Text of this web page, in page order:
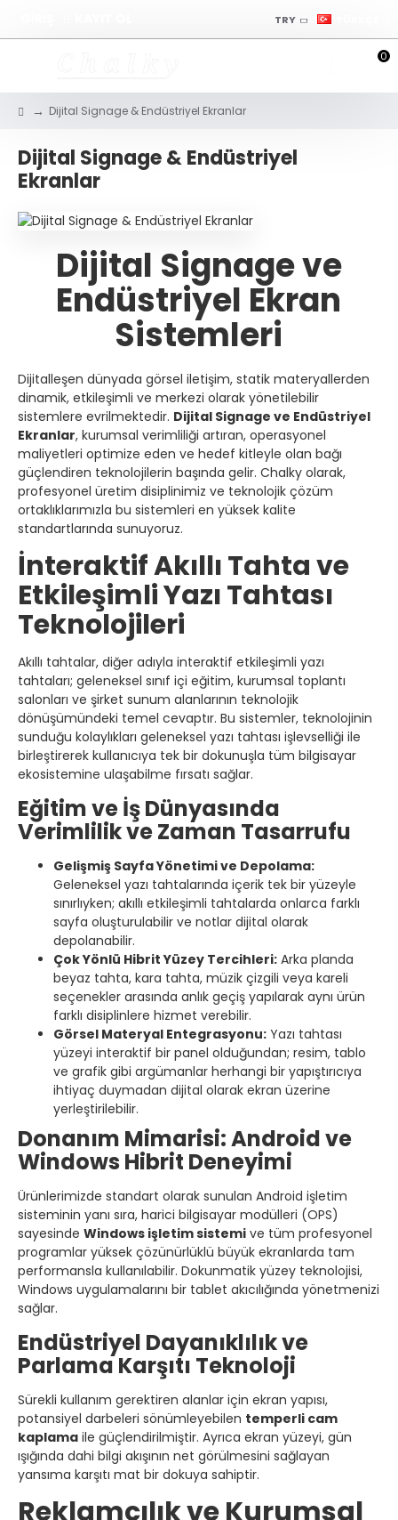
TRY
0
Dijital Signage & Endüstriyel Ekranlar
Dijital Signage & Endüstriyel
Ekranlar
Dijital Signage ve
Endüstriyel Ekran
Sistemleri
Dijitalleşen dünyada görsel iletişim, statik materyallerden
dinamik, etkileşimli ve merkezi olarak yönetilebilir
sistemlere evrilmektedir. Dijital Signage ve Endüstriyel
Ekranlar, kurumsal verimliliği artıran, operasyonel
maliyetleri optimize eden ve hedef kitleyle olan bağı
güçlendiren teknolojilerin başında gelir. Chalky olarak,
profesyonel üretim disiplinimiz ve teknolojik çözüm
ortaklıklarımızla bu sistemleri en yüksek kalite
standartlarında sunuyoruz.
İnteraktif Akıllı Tahta ve
Etkileşimli Yazı Tahtası
Teknolojileri
Akıllı tahtalar, diğer adıyla interaktif etkileşimli yazı
tahtaları; geleneksel sınıf içi eğitim, kurumsal toplantı
salonları ve şirket sunum alanlarının teknolojik
dönüşümündeki temel cevaptır. Bu sistemler, teknolojinin
sunduğu kolaylıkları geleneksel yazı tahtası işlevselliği ile
birleştirerek kullanıcıya tek bir dokunuşla tüm bilgisayar
ekosistemine ulaşabilme fırsatı sağlar.
Eğitim ve İş Dünyasında
Verimlilik ve Zaman Tasarrufu
Gelişmiş Sayfa Yönetimi ve Depolama:
Geleneksel yazı tahtalarında içerik tek bir yüzeyle
sınırlıyken; akıllı etkileşimli tahtalarda onlarca farklı
sayfa oluşturulabilir ve notlar dijital olarak
depolanabilir.
Çok Yönlü Hibrit Yüzey Tercihleri: Arka planda
beyaz tahta, kara tahta, müzik çizgili veya kareli
seçenekler arasında anlık geçiş yapılarak aynı ürün
farklı disiplinlere hizmet verebilir.
Görsel Materyal Entegrasyonu: Yazı tahtası
yüzeyi interaktif bir panel olduğundan; resim, tablo
ve grafik gibi argümanlar herhangi bir yapıştırıcıya
ihtiyaç duymadan dijital olarak ekran üzerine
yerleştirilebilir.
Donanım Mimarisi: Android ve
Windows Hibrit Deneyimi
Ürünlerimizde standart olarak sunulan Android işletim
sisteminin yanı sıra, harici bilgisayar modülleri (OPS)
sayesinde Windows işletim sistemi ve tüm profesyonel
programlar yüksek çözünürlüklü büyük ekranlarda tam
performansla kullanılabilir. Dokunmatik yüzey teknolojisi,
Windows uygulamalarını bir tablet akıcılığında yönetmenizi
sağlar.
Endüstriyel Dayanıklılık ve
Parlama Karşıtı Teknoloji
Sürekli kullanım gerektiren alanlar için ekran yapısı,
potansiyel darbeleri sönümleyebilen temperli cam
kaplama ile güçlendirilmiştir. Ayrıca ekran yüzeyi, gün
ışığında dahi bilgi akışının net görülmesini sağlayan
yansıma karşıtı mat bir dokuya sahiptir.
Reklamcılık ve Kurumsal